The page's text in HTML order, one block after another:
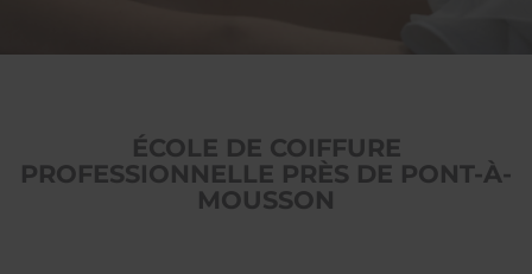
ÉCOLE DE COIFFURE
PROFESSIONNELLE PRÈS DE PONT-À-
MOUSSON